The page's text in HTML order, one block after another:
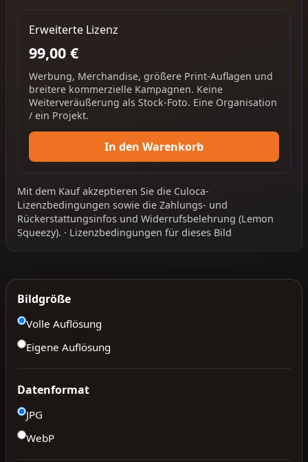
Erweiterte Lizenz
99,00 €
Werbung, Merchandise, größere Print-Auflagen und
breitere kommerzielle Kampagnen. Keine
Weiterveräußerung als Stock-Foto. Eine Organisation
/ ein Projekt.
In den Warenkorb
Mit dem Kauf akzeptieren Sie die Culoca-
Lizenzbedingungen sowie die Zahlungs- und
Rückerstattungsinfos und Widerrufsbelehrung (Lemon
Squeezy). · Lizenzbedingungen für dieses Bild
Bildgröße
Volle Auflösung
Eigene Auflösung
Datenformat
JPG
WebP